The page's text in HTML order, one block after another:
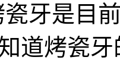
牙是目
道烤瓷